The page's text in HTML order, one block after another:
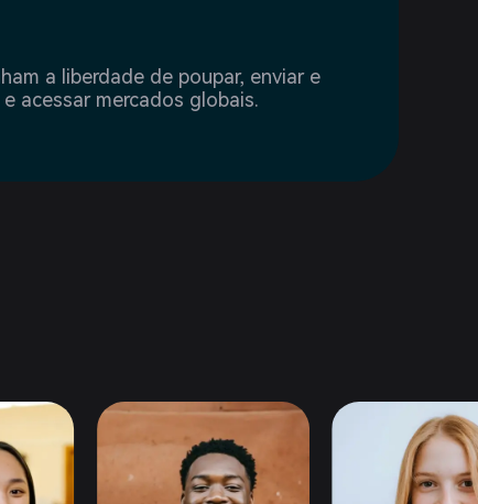
a liberdade de poupar, enviar e
acessar mercados globais.